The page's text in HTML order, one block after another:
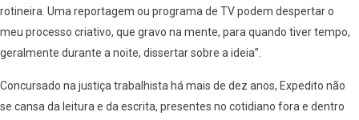
rotineira. Uma reportagem ou programa de TV podem despertar o
meu processo criativo, que gravo na mente, para quando tiver tempo,
geralmente durante a noite, dissertar sobre a ideia”.
Concursado na justiça trabalhista há mais de dez anos, Expedito não
se cansa da leitura e da escrita, presentes no cotidiano fora e dentro